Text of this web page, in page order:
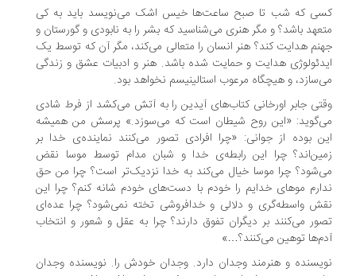
که شب تا صبح ساعت‌ها خیس اشک می‌نویسد باید به کی
باشد؟ و مگر هنری می‌شناسید که بشر را به نابودی و گورستان و
هدایت کند؟ هنر انسان را متعالی می‌کند، مگر آن که توسط یک
هدایت و حمایت شده باشد. هنر و ادبیات عشق و زندگی
و هیچگاه مرعوب استالینیسم نخواهد بود.
جابر اورخانی کتاب‌های آیدین را به آتش می‌کشد از فرط شادی
«این روح شیطان است که می‌سوزد.» پرسش من همیشه
بوده از جوانی: «چرا افرادی تصور می‌کنند نماینده‌ی خدا بر
چرا این رابطه‌ی خدا و شبان مدام توسط موسا نقض
چرا موسا خیال می‌کند به خدا نزدیک‌تر است؟ چرا من حق
موهای خدایم را خودم با دست‌های خودم شانه کنم؟ چرا این
واسطه‌گری و دلالی و خدافروشی تخته نمی‌شود؟ چرا عده‌ای
می‌کنند بر دیگران تفوق دارند؟ چرا به عقل و شعور و انتخاب
توهین می‌کنند؟…»
و هنرمند وجدان دارد. وجدان خودش را. نویسنده وجدان